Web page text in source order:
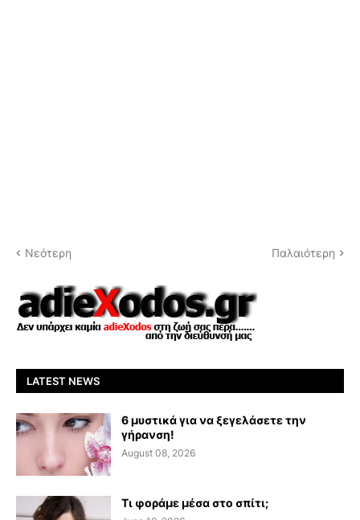
Νεότερη Παλαιότερη
LATEST NEWS
6 μυστικά για να ξεγελάσετε την
γήρανση!
August 08, 2026
Τι φοράμε μέσα στο σπίτι;